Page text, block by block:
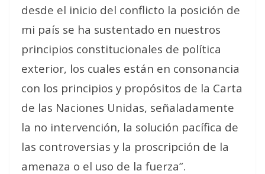
desde el inicio del conflicto la posición de
mi país se ha sustentado en nuestros
principios constitucionales de política
exterior, los cuales están en consonancia
con los principios y propósitos de la Carta
de las Naciones Unidas, señaladamente
la no intervención, la solución pacífica de
las controversias y la proscripción de la
amenaza o el uso de la fuerza”.